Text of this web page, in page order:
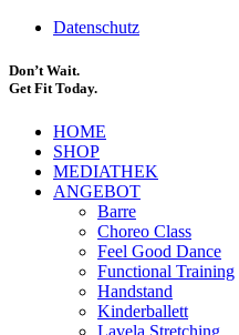
Datenschutz
Don’t Wait.
Get Fit Today.
HOME
SHOP
MEDIATHEK
ANGEBOT
Barre
Choreo Class
Feel Good Dance
Functional Training
Handstand
Kinderballett